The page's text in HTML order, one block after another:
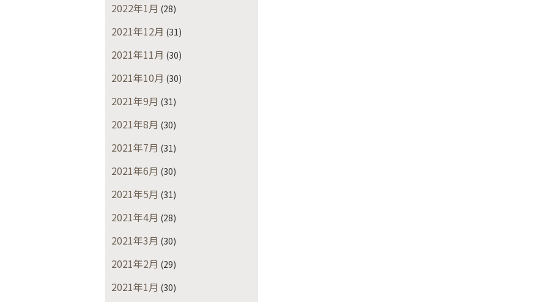
2022年1月 (28)
2021年12月 (31)
2021年11月 (30)
2021年10月 (30)
2021年9月 (31)
2021年8月 (30)
2021年7月 (31)
2021年6月 (30)
2021年5月 (31)
2021年4月 (28)
2021年3月 (30)
2021年2月 (29)
2021年1月 (30)